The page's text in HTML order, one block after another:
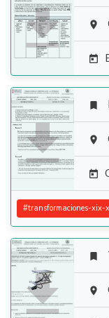
 





#transformaciones-xix-


